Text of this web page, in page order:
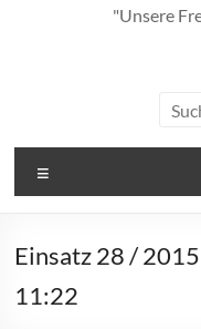
"Unsere
Einsatz 28 /
11:22